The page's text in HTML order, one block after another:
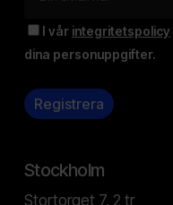
I vår integritetspolicy
dina personuppgifter.
Stockholm
Stortorget 7, 2 tr